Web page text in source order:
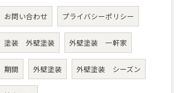
お問い合わせ プライバシーポリシー
塗装 外壁塗装 外壁塗装 一軒家
期間 外壁塗装 外壁塗装 シーズン